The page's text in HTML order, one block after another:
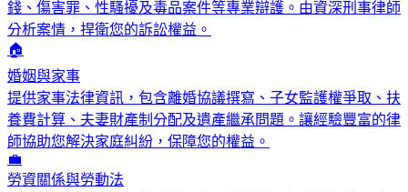
錢、傷害罪、性騷擾及毒品案件等專業辯護。由資深刑事律師
分析案情，捍衛您的訴訟權益。
🏠
婚姻與家事
提供家事法律資訊，包含離婚協議撰寫、子女監護權爭取、扶
養費計算、夫妻財產制分配及遺產繼承問題。讓經驗豐富的律
師協助您解決家庭糾紛，保障您的權益。
💼
勞資關係與勞動法